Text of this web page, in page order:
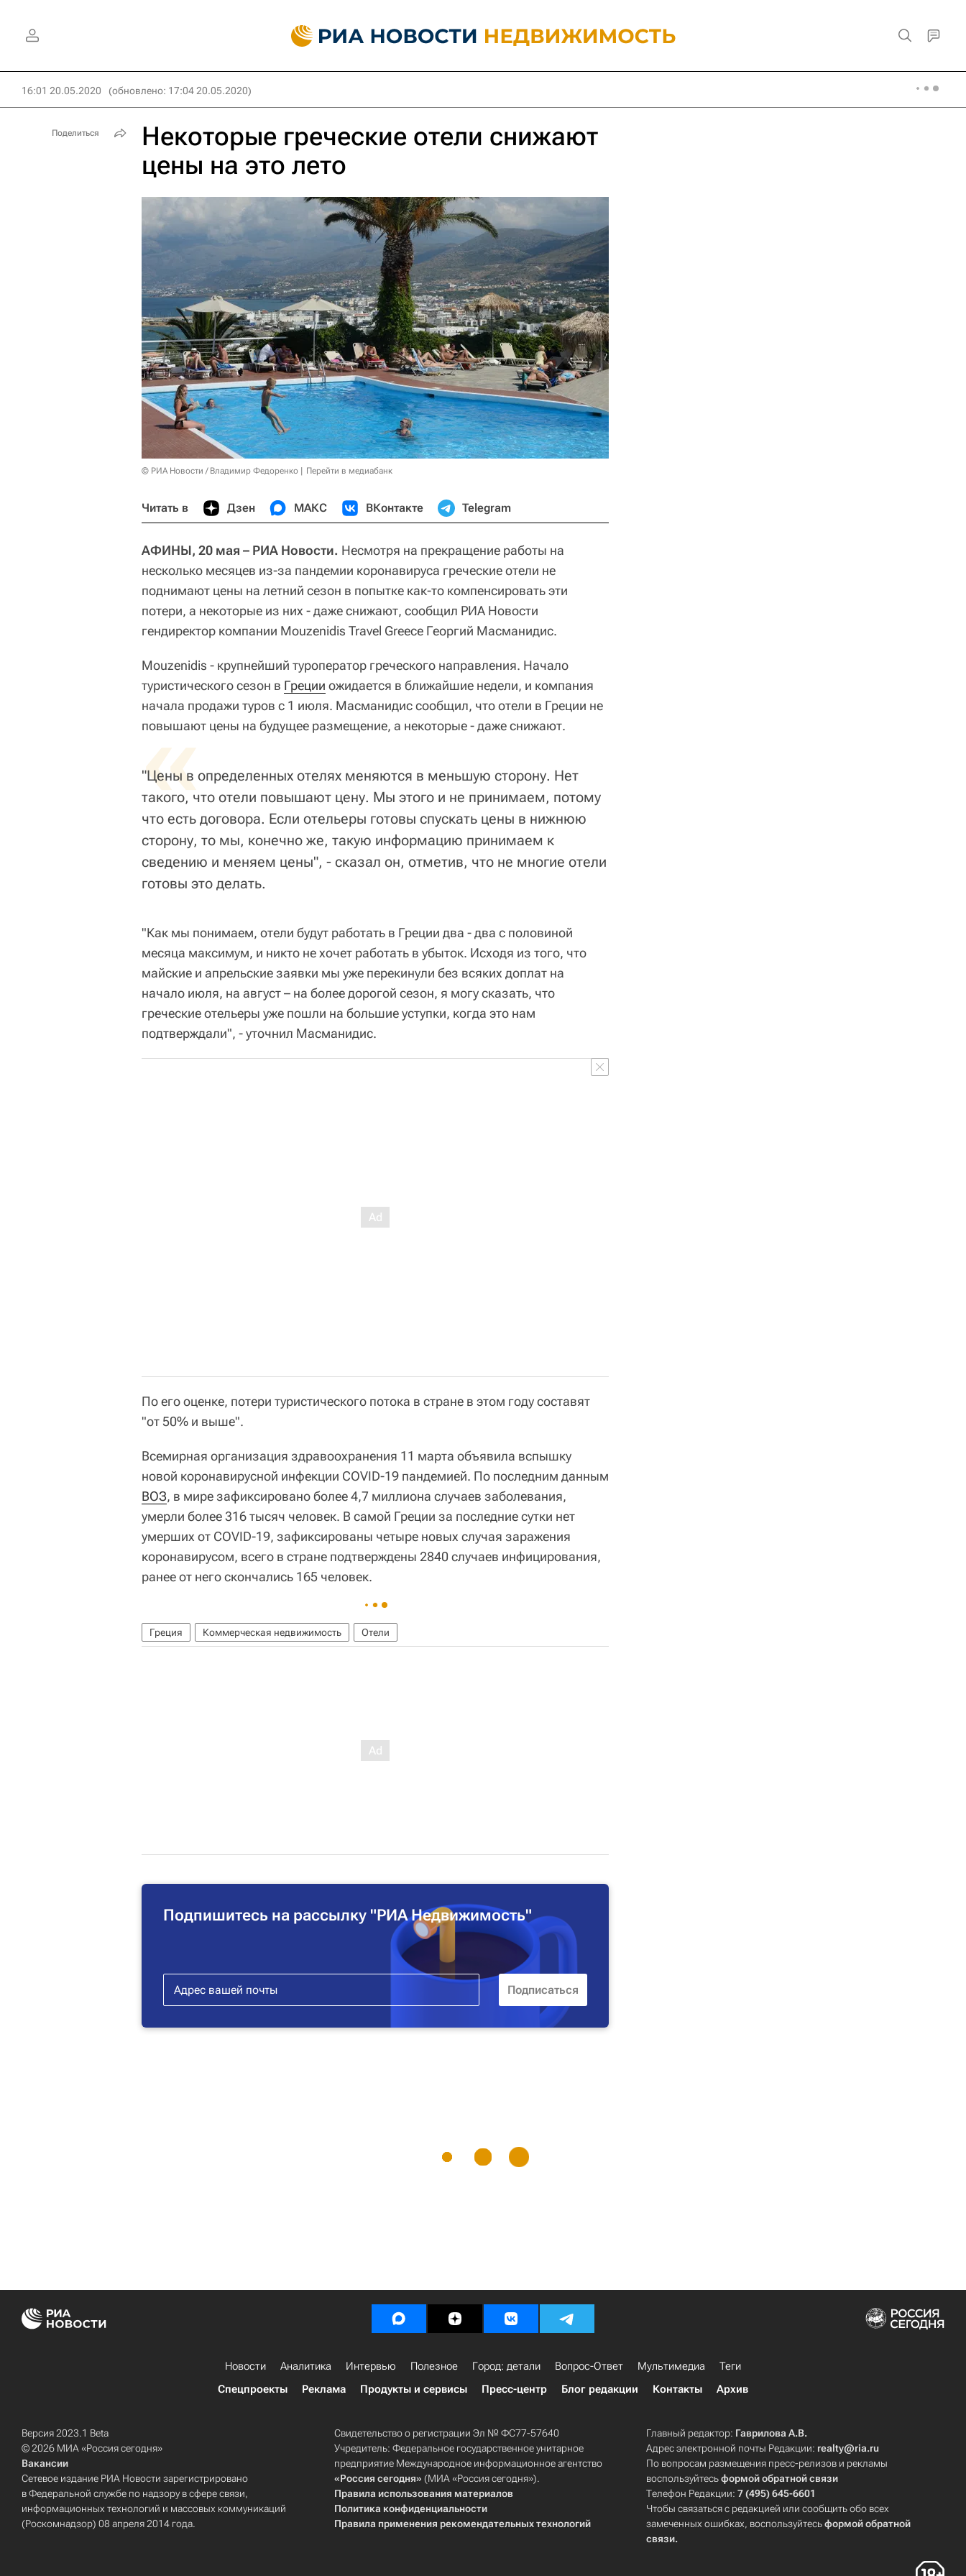
16:01 20.05.2020 (обновлено: 17:04 20.05.2020)
Некоторые греческие отели снижают
цены на это лето
© РИА Новости / Владимир Федоренко Перейти в медиабанк
Читать в Дзен МАКС ВКонтакте Telegram
АФИНЫ, 20 мая – РИА Новости. Несмотря на прекращение работы на
несколько месяцев из-за пандемии коронавируса греческие отели не
поднимают цены на летний сезон в попытке как-то компенсировать эти
потери, а некоторые из них - даже снижают, сообщил РИА Новости
гендиректор компании Mouzenidis Travel Greece Георгий Масманидис.
Mouzenidis - крупнейший туроператор греческого направления. Начало
туристического сезон в Греции ожидается в ближайшие недели, и компания
начала продажи туров с 1 июля. Масманидис сообщил, что отели в Греции не
повышают цены на будущее размещение, а некоторые - даже снижают.
«
"Цены в определенных отелях меняются в меньшую сторону. Нет
такого, что отели повышают цену. Мы этого и не принимаем, потому
что есть договора. Если отельеры готовы спускать цены в нижнюю
сторону, то мы, конечно же, такую информацию принимаем к
сведению и меняем цены", - сказал он, отметив, что не многие отели
готовы это делать.
"Как мы понимаем, отели будут работать в Греции два - два с половиной
месяца максимум, и никто не хочет работать в убыток. Исходя из того, что
майские и апрельские заявки мы уже перекинули без всяких доплат на
начало июля, на август – на более дорогой сезон, я могу сказать, что
греческие отельеры уже пошли на большие уступки, когда это нам
подтверждали", - уточнил Масманидис.
По его оценке, потери туристического потока в стране в этом году составят
"от 50% и выше".
Всемирная организация здравоохранения 11 марта объявила вспышку
новой коронавирусной инфекции COVID-19 пандемией. По последним данным
ВОЗ, в мире зафиксировано более 4,7 миллиона случаев заболевания,
умерли более 316 тысяч человек. В самой Греции за последние сутки нет
умерших от COVID-19, зафиксированы четыре новых случая заражения
коронавирусом, всего в стране подтверждены 2840 случаев инфицирования,
ранее от него скончались 165 человек.
Греция Коммерческая недвижимость Отели
Подпишитесь на рассылку "РИА Недвижимость"
Поделиться
Новости Аналитика Интервью Полезное Город: детали Вопрос-Ответ Мультимедиа
Теги
Спецпроекты
Реклама Продукты и сервисы Пресс-центр Блог редакции Контакты Архив
Версия 2023.1 Beta
© 2026 МИА «Россия сегодня»
Вакансии
Сетевое издание РИА Новости зарегистрировано
в Федеральной службе по надзору в сфере связи,
информационных технологий и массовых коммуникаций
(Роскомнадзор) 08 апреля 2014 года.
Свидетельство о регистрации Эл № ФС77-57640
Учредитель: Федеральное государственное унитарное
предприятие Международное информационное агентство
«Россия сегодня» (МИА «Россия сегодня»).
Правила использования материалов
Политика конфиденциальности
Правила применения рекомендательных технологий
Главный редактор: Гаврилова А.В.
Адрес электронной почты Редакции: realty@ria.ru
По вопросам размещения пресс-релизов и рекламы
воспользуйтесьформой обратной связи
Телефон Редакции:7 (495) 645-6601
Чтобы связаться с редакцией или сообщить обо всех
замеченных ошибках, воспользуйтесьформой обратной
связи.